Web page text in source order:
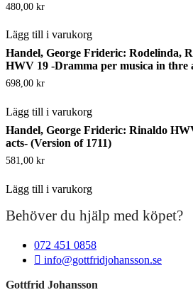
480,00 kr
Lägg till i varukorg
Handel, George Frideric: Rodelinda,
HWV 19 -Dramma per musica in thre
698,00 kr
Lägg till i varukorg
Handel, George Frideric: Rinaldo
acts- (Version of 1711)
581,00 kr
Lägg till i varukorg
Behöver du hjälp med köpet?
072 451 0858
info@gottfridjohansson.se
Gottfrid Johansson